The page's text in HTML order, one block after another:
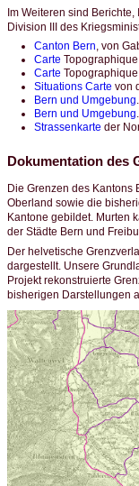
Im Weiteren sind
Division III des
Canton Bern , von
Carte
Carte
Situations Carte von
Bern und Umgebung
Bern und Umgebung
Strassenkarte der
Dokumentation des
Die Grenzen des Kantons
Oberland sowie die
Kantone gebildet. Murten
der Städte Bern und
Der helvetische
dargestellt. Unsere
Projekt rekonstruierte
bisherigen Darstellungen